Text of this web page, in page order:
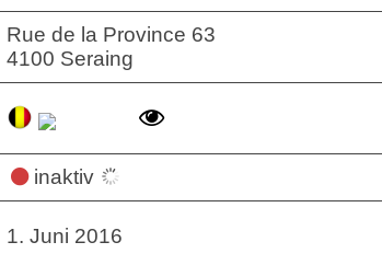
Rue de la Province 63
4100 Seraing
inaktiv
1. Juni 2016